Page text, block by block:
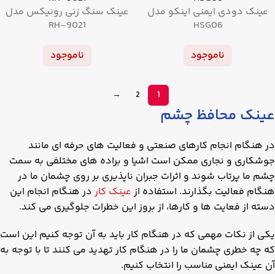
عینک دودی ایمنی اینکو مدل
HSG06
ناموجود
عینک سنگ زنی رونیکس مدل
RH-9021
ناموجود
1
2
→
عینک محافظ چشم
در هنگام انجام کارهای صنعتی و فعالیت های حرفه ای مانند
جوشکاری و نجاری ممکن است اشیا و براده های مختلفی به سمت
چشم ما پرتاب شوند و اثرات جبران ناپذیری بر روی چشمان ما در
هنگام فعالیت بگذارند. استفاده ازعینک کاردر هنگام انجام این
دسته از فعایت ها و کارها، از بروز این خطرات جلوگیری می کند.
یکی از نکات مهمی که در هنگام کار باید به آن توجه کنیم این است
که چه خطری چشمان ما را در هنگام کار تهدید می کنند تا با توجه به
آن عینک ایمنی مناسب را انتخاب کنیم.